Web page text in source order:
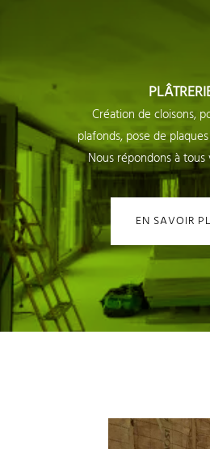
Création de cloisons,
plafonds, pose de
Nous répondons à tous
EN SAVOIR